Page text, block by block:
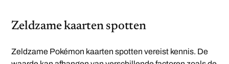
Zeldzame kaarten spotten
Zeldzame Pokémon kaarten spotten vereist kennis. De